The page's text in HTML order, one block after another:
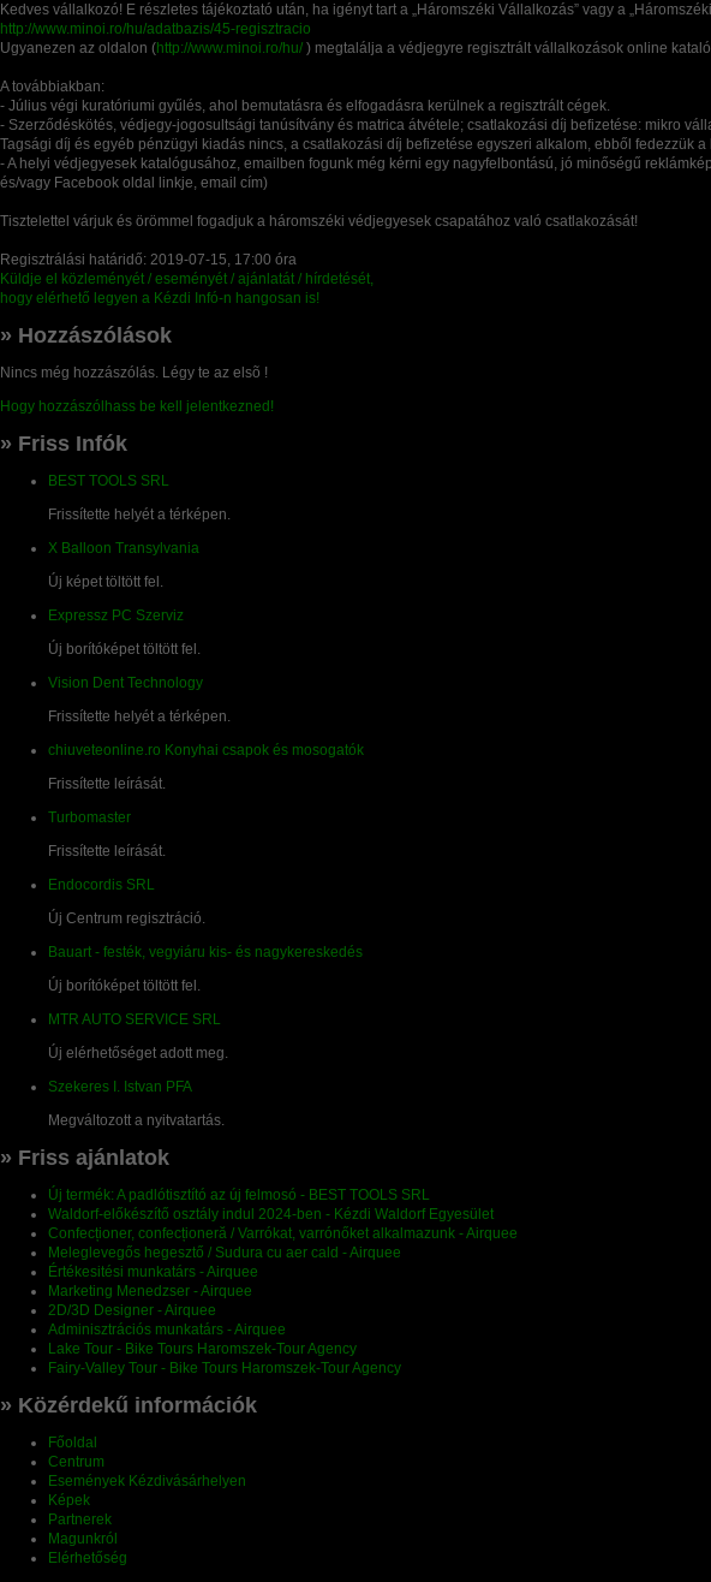
Kedves vállalkozó! E részletes tájékoztató után, ha igényt tart a „Háromszéki Vállalkozás” vagy a
http://www.minoi.ro/hu/adatbazis/45-regisztracio
Ugyanezen az oldalon (http://www.minoi.ro/hu/ ) megtalálja a védjegyre regisztrált vállalkozások online
A továbbiakban:
- Július végi kuratóriumi gyűlés, ahol bemutatásra és elfogadásra kerülnek a regisztrált cégek.
- Szerződéskötés, védjegy-jogosultsági tanúsítvány és matrica átvétele; csatlakozási díj befizetése: mikro
Tagsági díj és egyéb pénzügyi kiadás nincs, a csatlakozási díj befizetése egyszeri alkalom, ebből fedezzük
- A helyi védjegyesek katalógusához, emailben fogunk még kérni egy nagyfelbontású, jó minőségű
és/vagy Facebook oldal linkje, email cím)
Tisztelettel várjuk és örömmel fogadjuk a háromszéki védjegyesek csapatához való csatlakozását!
Regisztrálási határidő: 2019-07-15, 17:00 óra
Küldje el közleményét / eseményét / ajánlatát / hírdetését,
hogy elérhető legyen a Kézdi Infó-n hangosan is!
» Hozzászólások
Nincs még hozzászólás. Légy te az elsõ !
Hogy hozzászólhass be kell jelentkezned!
» Friss Infók
BEST TOOLS SRL
Frissítette helyét a térképen.
X Balloon Transylvania
Új képet töltött fel.
Expressz PC Szerviz
Új borítóképet töltött fel.
Vision Dent Technology
Frissítette helyét a térképen.
chiuveteonline.ro Konyhai csapok és mosogatók
Frissítette leírását.
Turbomaster
Frissítette leírását.
Endocordis SRL
Új Centrum regisztráció.
Bauart - festék, vegyiáru kis- és nagykereskedés
Új borítóképet töltött fel.
MTR AUTO SERVICE SRL
Új elérhetőséget adott meg.
Szekeres I. Istvan PFA
Megváltozott a nyitvatartás.
» Friss ajánlatok
Új termék: A padlótisztító az új felmosó - BEST TOOLS SRL
Waldorf-előkészítő osztály indul 2024-ben - Kézdi Waldorf Egyesület
Confecționer, confecționeră / Varrókat, varrónőket alkalmazunk - Airquee
Meleglevegős hegesztő / Sudura cu aer cald - Airquee
Értékesitési munkatárs - Airquee
Marketing Menedzser - Airquee
2D/3D Designer - Airquee
Adminisztrációs munkatárs - Airquee
Lake Tour - Bike Tours Haromszek-Tour Agency
Fairy-Valley Tour - Bike Tours Haromszek-Tour Agency
» Közérdekű információk
Főoldal
Centrum
Események Kézdivásárhelyen
Képek
Partnerek
Magunkról
Elérhetőség